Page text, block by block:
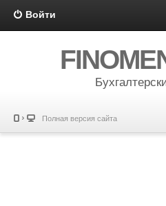
Войти
Полная версия сайта